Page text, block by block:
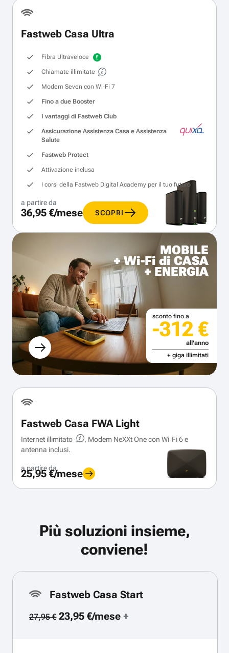
Fastweb Casa Ultra
Fibra Ultraveloce
Chiamate illimitate
Modem Seven con Wi‑Fi 7
Fino a due Booster
I vantaggi di Fastweb Club
Assicurazione Assistenza Casa e Assistenza
Salute
Fastweb Protect
Attivazione inclusa
I corsi della Fastweb Digital Academy per il tuo futuro
a partire da
36,95 €/mese SCOPRI
MOBILE
+ Wi-Fi di CASA
+ ENERGIA
sconto fino a
-312 €
all'anno
+ giga illimitati
Fastweb Casa FWA Light
Internet illimitato
, Modem NeXXt One con Wi‑Fi 6 e
antenna inclusi.
a partire da
25,95 €/mese
Più soluzioni insieme,
conviene!
Fastweb Casa Start
27,95 €23,95 €/mese+